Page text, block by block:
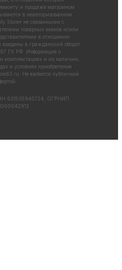
и продаже магазином
в неавторизованном
Store» не связанными с
товарных знаков и/или
в отношении
в гражданский оборот
ГК РФ. Информация о
комплектациях и их наличии,
и условиях приобретения
. Не является публичной
631505945724, ОГРНИП